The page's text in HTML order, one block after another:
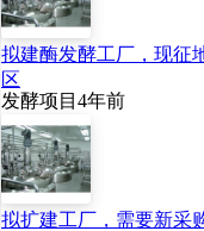
拟建酶发酵工厂，现征
区
发酵项目 4年前
拟扩建工厂，需要新采